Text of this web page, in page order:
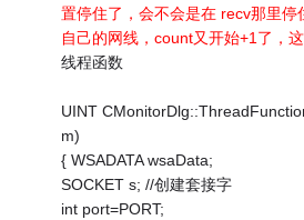
置停住了，会不会是在 recv那里停
自己的网线，count又开始+1了，
线程函数
UINT
m)
{ WSADATA wsaData;
SOCKET s; //创建套接字
int port=PORT;